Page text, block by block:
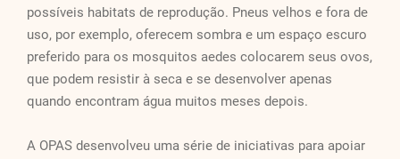
possíveis habitats de reprodução. Pneus velhos e fora de
uso, por exemplo, oferecem sombra e um espaço escuro
preferido para os mosquitos aedes colocarem seus ovos,
que podem resistir à seca e se desenvolver apenas
quando encontram água muitos meses depois.
A OPAS desenvolveu uma série de iniciativas para apoiar